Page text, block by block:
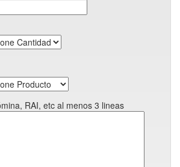
RAI, etc al menos 3 lineas